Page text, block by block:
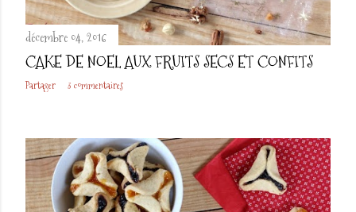
décembre 04, 2016
CAKE DE NOEL AUX FRUITS SECS ET CONFITS
Partager 3 commentaires